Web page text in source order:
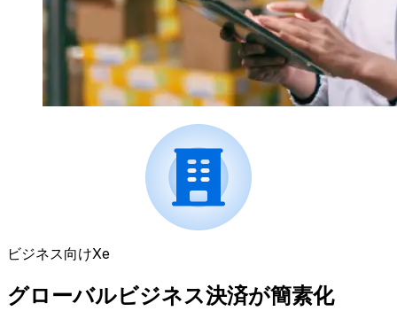
ビジネス向けXe
グローバルビジネス決済が簡素化